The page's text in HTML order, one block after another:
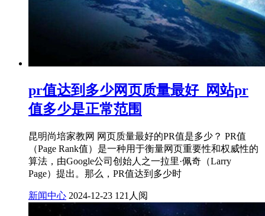
pr值达到多少网页质量最好_网站pr
值多少是正常范围
昆明尚培家教网 网页质量最好的PR值是多少？ PR值
（Page Rank值）是一种用于衡量网页重要性和权威性的
算法，由Google公司创始人之一拉里·佩奇（Larry
Page）提出。那么，PR值达到多少时
新闻中心 2024-12-23 121人阅